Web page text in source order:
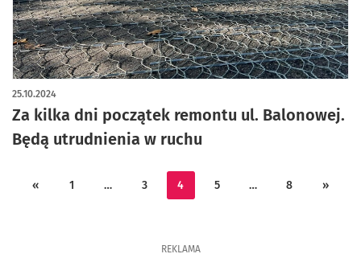
Za kilka dni początek remontu ul. Balonowej.
Będą utrudnienia w ruchu
25.10.2024
« 1 … 3 4 5 … 8 »
REKLAMA